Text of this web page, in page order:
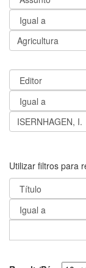
Utilizar filtros para